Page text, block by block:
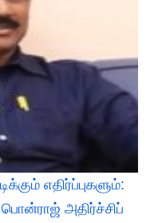
எதிர்ப்புகளும்:
அதிர்ச்சிப்